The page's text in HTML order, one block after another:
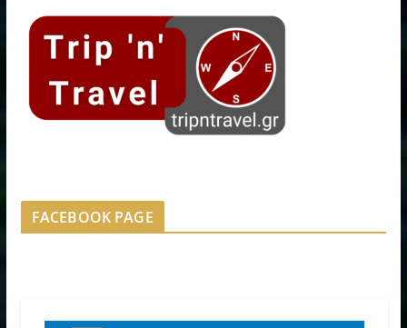
FACEBOOK PAGE